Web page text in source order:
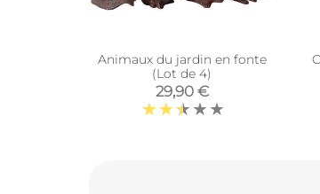
Animaux du jardin en fonte
(Lot de 4)
29,90 €